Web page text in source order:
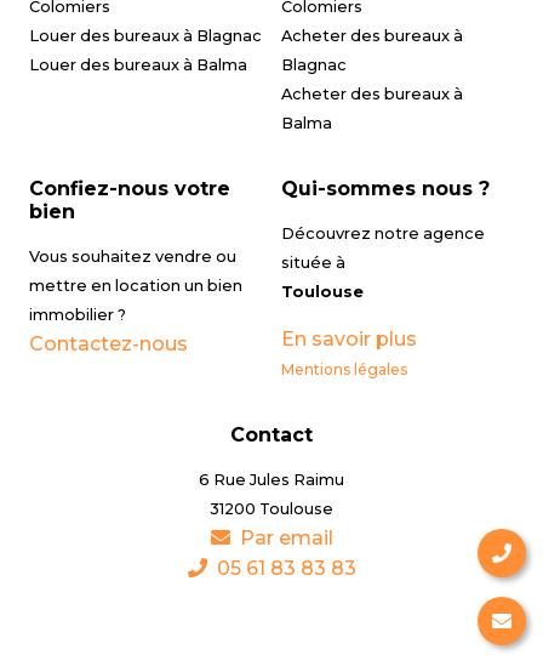
Colomiers
Louer des bureaux à Blagnac
Louer des bureaux à Balma
Colomiers
Acheter des bureaux à
Blagnac
Acheter des bureaux à
Balma
Confiez-nous votre
bien
Vous souhaitez vendre ou
mettre en location un bien
immobilier ?
Contactez-nous
Qui-sommes nous ?
Découvrez notre agence
située à
Toulouse
En savoir plus
Mentions légales
Contact
6 Rue Jules Raimu
31200 Toulouse
Par email
05 61 83 83 83